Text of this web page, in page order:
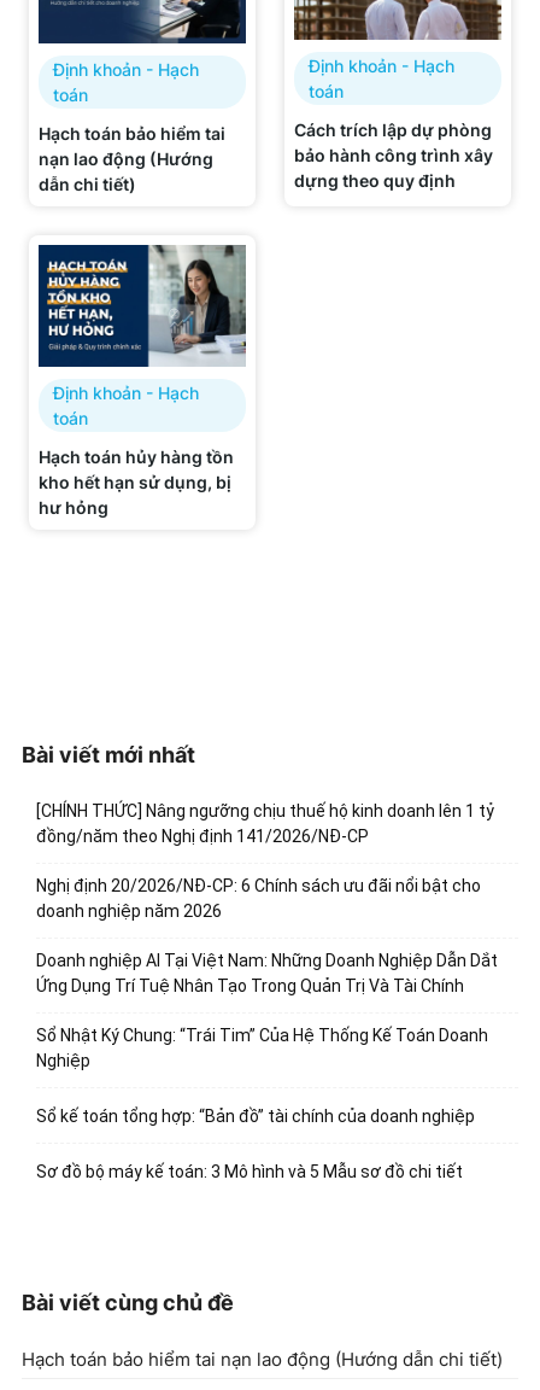
Định khoản - Hạch
toán
Hạch toán bảo hiểm tai
nạn lao động (Hướng
dẫn chi tiết)
Định khoản - Hạch
toán
Cách trích lập dự phòng
bảo hành công trình xây
dựng theo quy định
Định khoản - Hạch
toán
Hạch toán hủy hàng tồn
kho hết hạn sử dụng, bị
hư hỏng
Bài viết mới nhất
[CHÍNH THỨC] Nâng ngưỡng chịu thuế hộ kinh doanh lên 1 tỷ
đồng/năm theo Nghị định 141/2026/NĐ-CP
Nghị định 20/2026/NĐ-CP: 6 Chính sách ưu đãi nổi bật cho
doanh nghiệp năm 2026
Doanh nghiệp AI Tại Việt Nam: Những Doanh Nghiệp Dẫn Dắt
Ứng Dụng Trí Tuệ Nhân Tạo Trong Quản Trị Và Tài Chính
Sổ Nhật Ký Chung: “Trái Tim” Của Hệ Thống Kế Toán Doanh
Nghiệp
Sổ kế toán tổng hợp: “Bản đồ” tài chính của doanh nghiệp
Sơ đồ bộ máy kế toán: 3 Mô hình và 5 Mẫu sơ đồ chi tiết
Bài viết cùng chủ đề
Hạch toán bảo hiểm tai nạn lao động (Hướng dẫn chi tiết)